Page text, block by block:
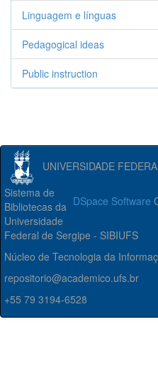
Linguagem e línguas
Pedagogical ideas
Public instruction
UNIVERSIDADE
DSpace Software
Sistema de
Bibliotecas da
Universidade
Federal de Sergipe - SIBIUFS
Núcleo de Tecnologia da
repositorio@academico.ufs.br
+55 79 3194-6528